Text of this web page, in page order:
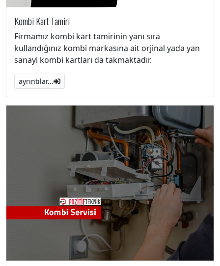
Kombi Kart Tamiri
Firmamız kombi kart tamirinin yanı sıra
kullandığınız kombi markasına ait orjinal yada yan
sanayi kombi kartları da takmaktadır.
ayrıntılar...